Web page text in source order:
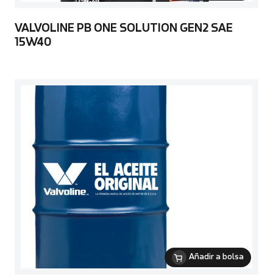
VALVOLINE PB ONE SOLUTION GEN2 SAE
15W40
Añadir a bolsa